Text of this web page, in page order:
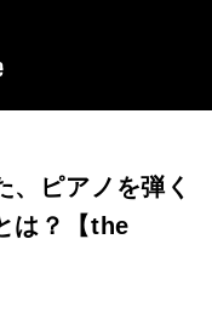
、ピアノを弾く
は？【the